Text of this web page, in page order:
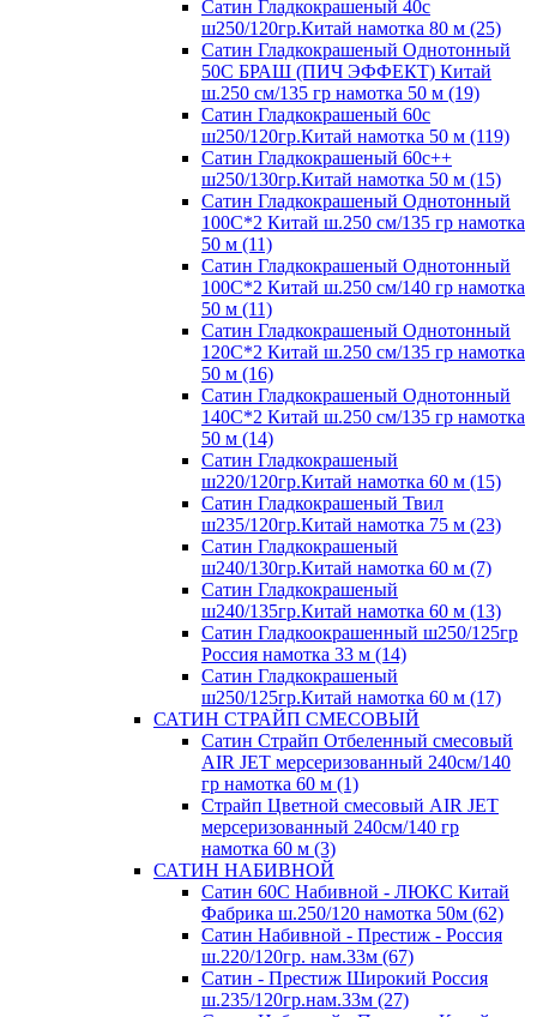
Сатин Гладкокрашеный 40с
ш250/120гр.Китай намотка 80 м (25)
Сатин Гладкокрашеный Однотонный
50С БРАШ (ПИЧ ЭФФЕКТ) Китай
ш.250 см/135 гр намотка 50 м (19)
Сатин Гладкокрашеный 60с
ш250/120гр.Китай намотка 50 м (119)
Сатин Гладкокрашеный 60с++
ш250/130гр.Китай намотка 50 м (15)
Сатин Гладкокрашеный Однотонный
100С*2 Китай ш.250 см/135 гр намотка
50 м (11)
Сатин Гладкокрашеный Однотонный
100С*2 Китай ш.250 см/140 гр намотка
50 м (11)
Сатин Гладкокрашеный Однотонный
120С*2 Китай ш.250 см/135 гр намотка
50 м (16)
Сатин Гладкокрашеный Однотонный
140С*2 Китай ш.250 см/135 гр намотка
50 м (14)
Сатин Гладкокрашеный
ш220/120гр.Китай намотка 60 м (15)
Сатин Гладкокрашеный Твил
ш235/120гр.Китай намотка 75 м (23)
Сатин Гладкокрашеный
ш240/130гр.Китай намотка 60 м (7)
Сатин Гладкокрашеный
ш240/135гр.Китай намотка 60 м (13)
Сатин Гладкоокрашенный ш250/125гр
Россия намотка 33 м (14)
Сатин Гладкокрашеный
ш250/125гр.Китай намотка 60 м (17)
САТИН СТРАЙП СМЕСОВЫЙ
Сатин Страйп Отбеленный смесовый
AIR JET мерсеризованный 240см/140
гр намотка 60 м (1)
Страйп Цветной смесовый AIR JET
мерсеризованный 240см/140 гр
намотка 60 м (3)
САТИН НАБИВНОЙ
Сатин 60С Набивной - ЛЮКС Китай
Фабрика ш.250/120 намотка 50м (62)
Сатин Набивной - Престиж - Россия
ш.220/120гр. нам.33м (67)
Сатин - Престиж Широкий Россия
ш.235/120гр.нам.33м (27)